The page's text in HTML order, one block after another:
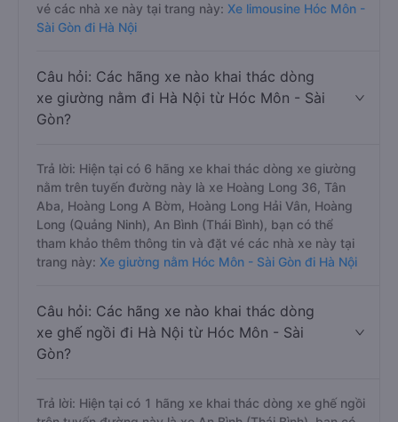
vé các nhà xe này tại trang này: Xe limousine Hóc Môn -
Sài Gòn đi Hà Nội
Câu hỏi: Các hãng xe nào khai thác dòng
xe giường nằm đi Hà Nội từ Hóc Môn - Sài
Gòn?
Trả lời: Hiện tại có 6 hãng xe khai thác dòng xe giường
nằm trên tuyến đường này là xe Hoàng Long 36, Tân
Aba, Hoàng Long A Bờm, Hoàng Long Hải Vân, Hoàng
Long (Quảng Ninh), An Bình (Thái Bình), bạn có thể
tham khảo thêm thông tin và đặt vé các nhà xe này tại
trang này: Xe giường nằm Hóc Môn - Sài Gòn đi Hà Nội
Câu hỏi: Các hãng xe nào khai thác dòng
xe ghế ngồi đi Hà Nội từ Hóc Môn - Sài
Gòn?
Trả lời: Hiện tại có 1 hãng xe khai thác dòng xe ghế ngồi